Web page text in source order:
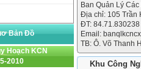
Bản Đồ
Hoạch KCN
2010
Ban Quản Lý
Địa chỉ: 105 Trần
ĐT:
Email:
TB: Ô. Võ Thanh
Khu Công